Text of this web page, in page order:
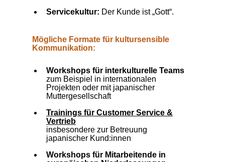
Servicekultur: Der Kunde ist „Gott“.
Mögliche Formate für kultursensible
Kommunikation:
Workshops für interkulturelle Teams
zum Beispiel in internationalen
Projekten oder mit japanischer
Muttergesellschaft
Trainings für Customer Service &
Vertrieb
insbesondere zur Betreuung
japanischer Kund:innen
Workshops für Mitarbeitende in